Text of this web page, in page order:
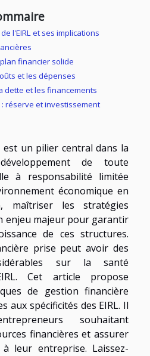
l'EIRL et ses implications
financier solide
et les dépenses
dette et les financements
réserve et investissement
un pilier central dans la
de toute
à responsabilité limitée
économique en
maîtriser les stratégies
enjeu majeur pour garantir
de ces structures.
prise peut avoir des
sur la santé
Cet article propose
de gestion financière
aux spécificités des EIRL. Il
souhaitant
financières et assurer
leur entreprise. Laissez-